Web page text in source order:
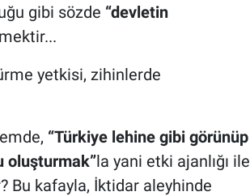
gibi sözde “devletin
yetkisi, zihinlerde
“Türkiye lehine gibi görünüp
oluşturmak”la yani etki ajanlığı ile
Bu kafayla, İktidar aleyhinde